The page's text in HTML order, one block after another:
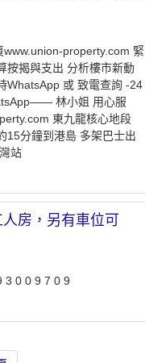
property.com 緊
按揭與支出 ︎分析樓市新動
WhatsApp 或 致電查詢 -️24
林小姐 用心服
東九龍核心地段
15分鐘到港島 ️多架巴士出
站
房，另有車位可
3 0 0 9 7 0 9